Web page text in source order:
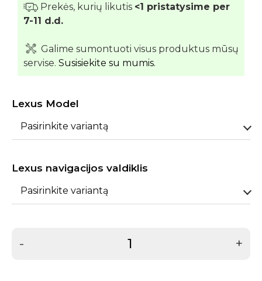
Prekės, kurių likutis <1 pristatysime per
7-11 d.d.
Galime sumontuoti visus produktus mūsų
servise. Susisiekite su mumis.
Lexus Model
Pasirinkite variantą
Lexus navigacijos valdiklis
Pasirinkite variantą
- +